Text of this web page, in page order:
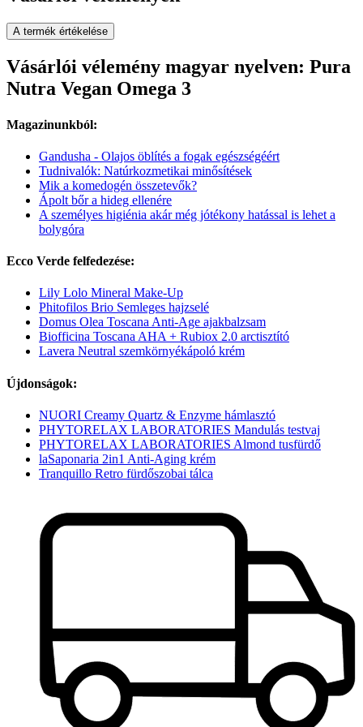
A termék értékelése
Vásárlói vélemény magyar nyelven: Pura
Nutra Vegan Omega 3
Magazinunkból:
Gandusha - Olajos öblítés a fogak egészségéért
Tudnivalók: Natúrkozmetikai minősítések
Mik a komedogén összetevők?
Ápolt bőr a hideg ellenére
A személyes higiénia akár még jótékony hatással is lehet a
bolygóra
Ecco Verde felfedezése:
Lily Lolo Mineral Make-Up
Phitofilos Brio Semleges hajzselé
Domus Olea Toscana Anti-Age ajakbalzsam
Biofficina Toscana AHA + Rubiox 2.0 arctisztító
Lavera Neutral szemkörnyékápoló krém
Újdonságok:
NUORI Creamy Quartz & Enzyme hámlasztó
PHYTORELAX LABORATORIES Mandulás testvaj
PHYTORELAX LABORATORIES Almond tusfürdő
laSaponaria 2in1 Anti-Aging krém
Tranquillo Retro fürdőszobai tálca